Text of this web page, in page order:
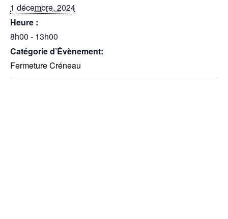
1 décembre, 2024
Heure :
8h00 - 13h00
Catégorie d’Évènement:
Fermeture Créneau